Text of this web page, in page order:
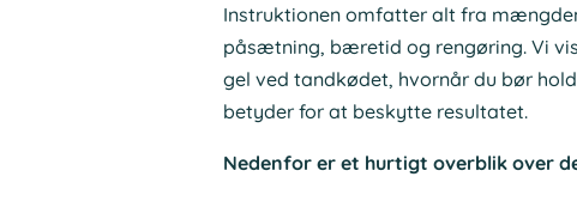
Instruktionen omfatter alt fra
påsætning, bæretid og rengøring. Vi
gel ved tandkødet, hvornår du bør
betyder for at beskytte resultatet.
Nedenfor er et hurtigt overblik over